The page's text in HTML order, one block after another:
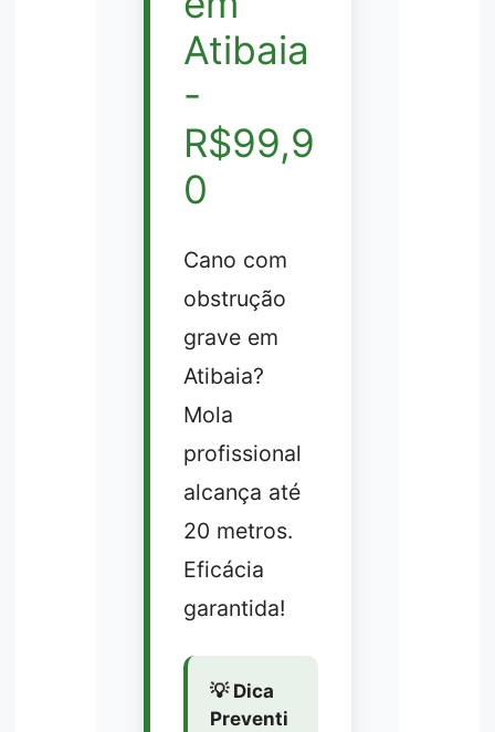
Atibaia
-
R$99,9
0
Cano com
obstrução
grave em
Atibaia?
Mola
profissional
alcança até
20 metros.
Eficácia
garantida!
💡 Dica
Preventi